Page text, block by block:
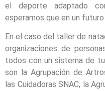
el deporte adaptado
esperamos que en un
En el caso del taller de
organizaciones de
todos con un sistema de
son la Agrupación de
las Cuidadoras SNAC, la